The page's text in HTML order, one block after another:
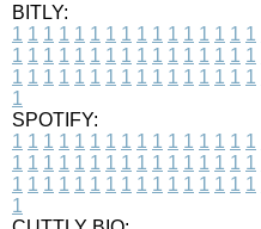
BITLY:
1 1 1 1 1 1 1 1 1 1 1 1 1 1 1 1
1 1 1 1 1 1 1 1 1 1 1 1 1 1 1 1
1 1 1 1 1 1 1 1 1 1 1 1 1 1 1 1
1
SPOTIFY:
1 1 1 1 1 1 1 1 1 1 1 1 1 1 1 1
1 1 1 1 1 1 1 1 1 1 1 1 1 1 1 1
1 1 1 1 1 1 1 1 1 1 1 1 1 1 1 1
1